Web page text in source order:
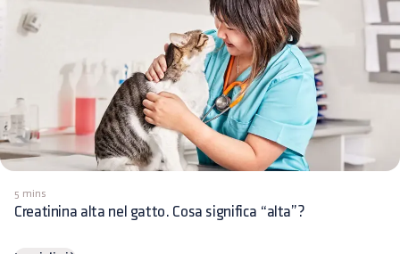
5 mins
Creatinina alta nel gatto. Cosa significa “alta”?